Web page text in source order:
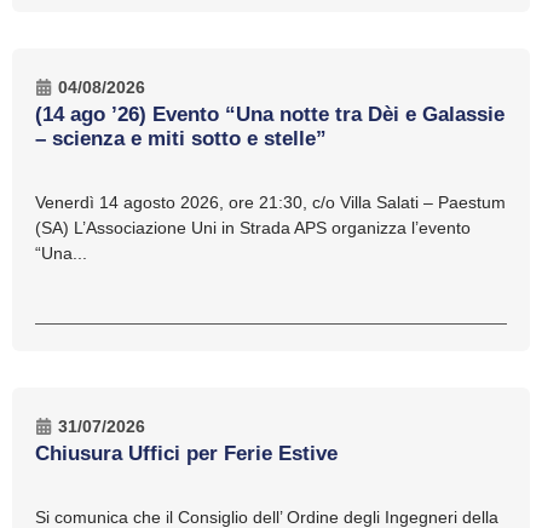
04/08/2026
(14 ago ’26) Evento “Una notte tra Dèi e Galassie
– scienza e miti sotto e stelle”
Venerdì 14 agosto 2026, ore 21:30, c/o Villa Salati – Paestum
(SA) L’Associazione Uni in Strada APS organizza l’evento
“Una...
31/07/2026
Chiusura Uffici per Ferie Estive
Si comunica che il Consiglio dell’ Ordine degli Ingegneri della